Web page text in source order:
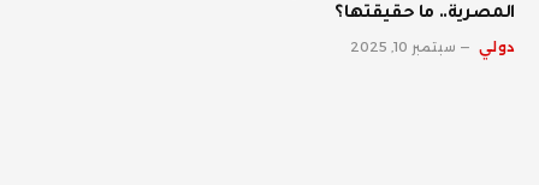
المصرية.. ما حقيقتها؟
دولي سبتمبر 10, 2025